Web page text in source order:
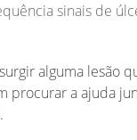
sinais de
alguma lesão
procurar a ajuda